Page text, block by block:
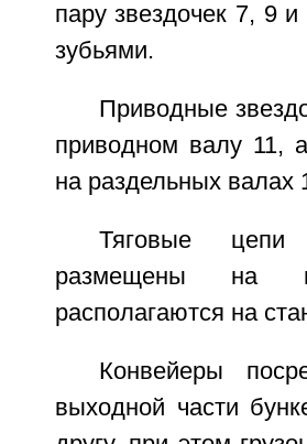
пару звездочек 7, 9
зубьями.
Приводные
приводном валу 11,
на раздельных валах
Тяговые цепи
размещены на
располагаются на
Конвейеры
выходной части